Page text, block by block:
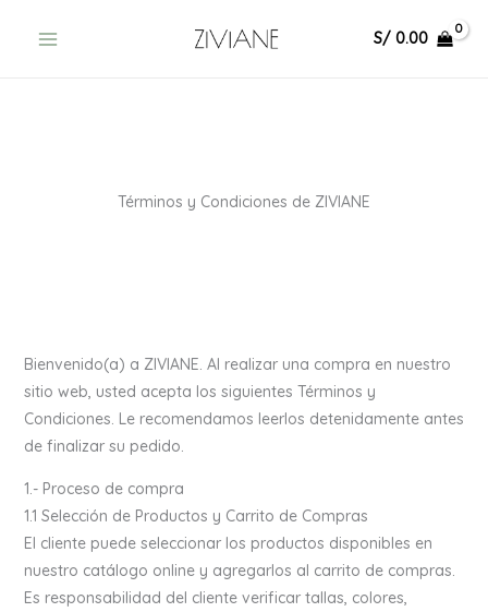
S/ 0.00
Términos y Condiciones de ZIVIANE
Bienvenido(a) a ZIVIANE. Al realizar una compra en nuestro
sitio web, usted acepta los siguientes Términos y
Condiciones. Le recomendamos leerlos detenidamente antes
de finalizar su pedido.
1.- Proceso de compra
1.1 Selección de Productos y Carrito de Compras
El cliente puede seleccionar los productos disponibles en
nuestro catálogo online y agregarlos al carrito de compras.
Es responsabilidad del cliente verificar tallas, colores,